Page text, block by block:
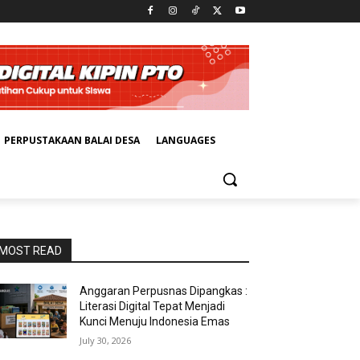
PERPUSTAKAAN BALAI DESA LANGUAGES
READ
Anggaran Perpusnas Dipangkas :
Literasi Digital Tepat Menjadi
Kunci Menuju Indonesia Emas
July 30, 2026